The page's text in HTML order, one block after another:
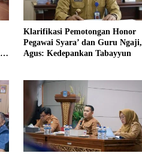
Klarifikasi Pemotongan Honor
Pegawai Syara’ dan Guru Ngaji,
Agus: Kedepankan Tabayyun